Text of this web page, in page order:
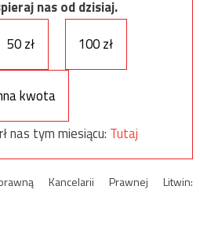
nas od dzisiaj.
50 zł 100 zł
kwota
nas tym miesiącu: Tutaj
Kancelarii Prawnej Litwin: